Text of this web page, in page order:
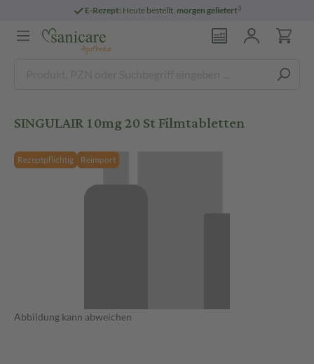
E-Rezept: Heute bestellt, morgen geliefert3
SINGULAIR 10mg 20 St Filmtabletten
Rezeptpflichtig Reimport
Abbildung kann abweichen